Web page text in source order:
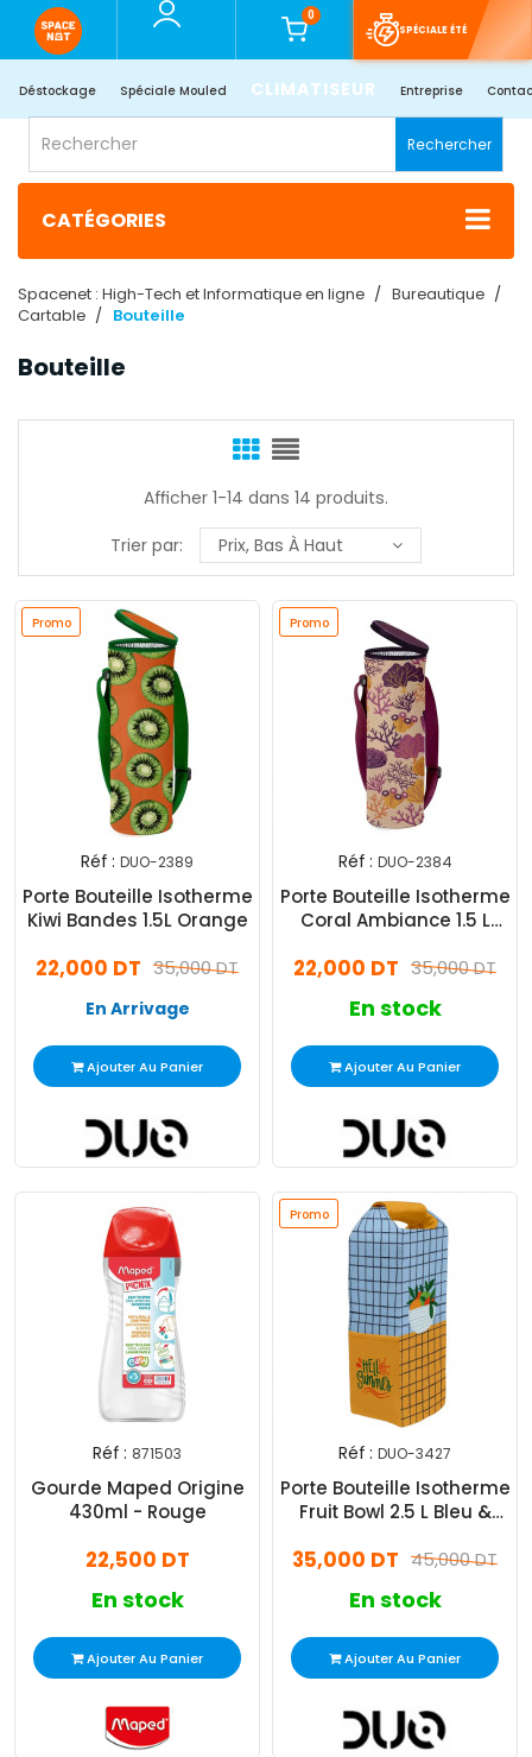
0
SPÉCIALE ÉTÉ
Déstockage Spéciale Mouled CLIMATISEUR Entreprise
Rechercher
CATÉGORIES
Spacenet : High-Tech et Informatique en ligne
Bureautique
Cartable
Bouteille
Bouteille
Afficher 1-14 dans 14 produits.
Trier par:
Prix, Bas À Haut
Promo
Réf : DUO-2389
Porte Bouteille Isotherme
Kiwi Bandes 1.5L Orange
35,000 DT
22,000 DT
En Arrivage
Ajouter Au Panier
Promo
Réf : DUO-2384
Porte Bouteille Isotherme
Coral Ambiance 1.5 L
35,000 DT
22,000 DT
En stock
Ajouter Au Panier
Réf : 871503
Gourde Maped Origine
430ml - Rouge
22,500 DT
En stock
Ajouter Au Panier
Promo
Réf : DUO-3427
Porte Bouteille Isotherme
Fruit Bowl 2.5 L Bleu &
45,000 DT
35,000 DT
En stock
Ajouter Au Panier